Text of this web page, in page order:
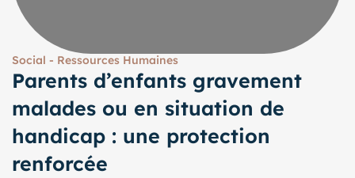
Social - Ressources Humaines
Parents d’enfants gravement
malades ou en situation de
handicap : une protection
renforcée